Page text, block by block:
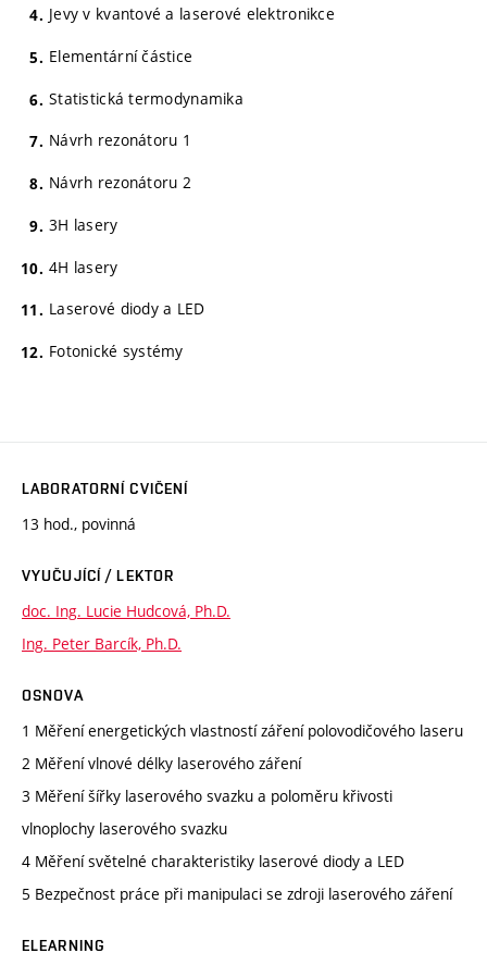
Jevy v kvantové a laserové elektronikce
Elementární částice
Statistická termodynamika
Návrh rezonátoru 1
Návrh rezonátoru 2
3H lasery
4H lasery
Laserové diody a LED
Fotonické systémy
LABORATORNÍ CVIČENÍ
13 hod., povinná
VYUČUJÍCÍ / LEKTOR
doc. Ing. Lucie Hudcová, Ph.D.
Ing. Peter Barcík, Ph.D.
OSNOVA
1 Měření energetických vlastností záření polovodičového laseru
2 Měření vlnové délky laserového záření
3 Měření šířky laserového svazku a poloměru křivosti
vlnoplochy laserového svazku
4 Měření světelné charakteristiky laserové diody a LED
5 Bezpečnost práce při manipulaci se zdroji laserového záření
ELEARNING